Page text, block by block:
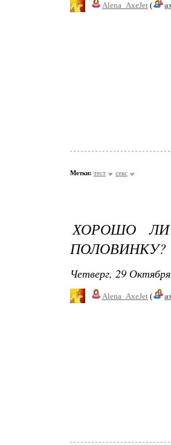
Alena_AxeJet (
Метки: тест секс
ХОРОШО
ПОЛОВИНКУ?
Четверг, 29
Alena_AxeJet (